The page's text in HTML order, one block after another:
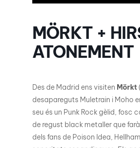
MÖRKT +
ATONEMENT
Des de Madrid ens visiten Mörkt
desapareguts Muletrain i Moho
seu és un Punk Rock gèlid, fosc
de regust black metaller que
dels fans de Poison Idea,